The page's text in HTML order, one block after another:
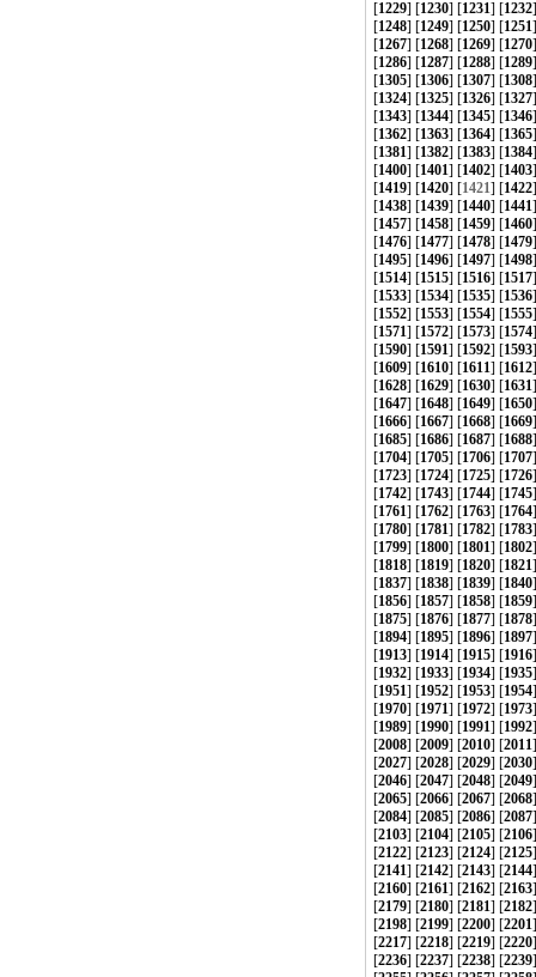
[1229] [1230] [1231] [1232
[1248] [1249] [1250] [1251
[1267] [1268] [1269] [1270
[1286] [1287] [1288] [1289
[1305] [1306] [1307] [1308
[1324] [1325] [1326] [1327
[1343] [1344] [1345] [1346
[1362] [1363] [1364] [1365
[1381] [1382] [1383] [1384
[1400] [1401] [1402] [1403
[1419] [1420] [1421] [1422
[1438] [1439] [1440] [1441
[1457] [1458] [1459] [1460
[1476] [1477] [1478] [1479
[1495] [1496] [1497] [1498
[1514] [1515] [1516] [1517
[1533] [1534] [1535] [1536
[1552] [1553] [1554] [1555
[1571] [1572] [1573] [1574
[1590] [1591] [1592] [1593
[1609] [1610] [1611] [1612
[1628] [1629] [1630] [1631
[1647] [1648] [1649] [1650
[1666] [1667] [1668] [1669
[1685] [1686] [1687] [1688
[1704] [1705] [1706] [1707
[1723] [1724] [1725] [1726
[1742] [1743] [1744] [1745
[1761] [1762] [1763] [1764
[1780] [1781] [1782] [1783
[1799] [1800] [1801] [1802
[1818] [1819] [1820] [1821
[1837] [1838] [1839] [1840
[1856] [1857] [1858] [1859
[1875] [1876] [1877] [1878
[1894] [1895] [1896] [1897
[1913] [1914] [1915] [1916
[1932] [1933] [1934] [1935
[1951] [1952] [1953] [1954
[1970] [1971] [1972] [1973
[1989] [1990] [1991] [1992
[2008] [2009] [2010] [2011
[2027] [2028] [2029] [2030
[2046] [2047] [2048] [2049
[2065] [2066] [2067] [2068
[2084] [2085] [2086] [2087
[2103] [2104] [2105] [2106
[2122] [2123] [2124] [2125
[2141] [2142] [2143] [2144
[2160] [2161] [2162] [2163
[2179] [2180] [2181] [2182
[2198] [2199] [2200] [2201
[2217] [2218] [2219] [2220
[2236] [2237] [2238] [2239